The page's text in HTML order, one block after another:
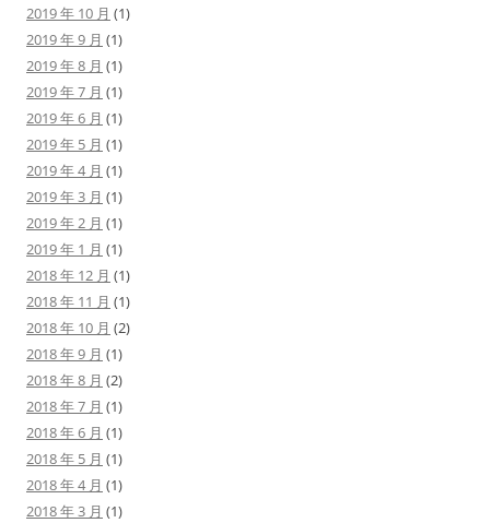
2019 年 10 月 (1)
2019 年 9 月 (1)
2019 年 8 月 (1)
2019 年 7 月 (1)
2019 年 6 月 (1)
2019 年 5 月 (1)
2019 年 4 月 (1)
2019 年 3 月 (1)
2019 年 2 月 (1)
2019 年 1 月 (1)
2018 年 12 月 (1)
2018 年 11 月 (1)
2018 年 10 月 (2)
2018 年 9 月 (1)
2018 年 8 月 (2)
2018 年 7 月 (1)
2018 年 6 月 (1)
2018 年 5 月 (1)
2018 年 4 月 (1)
2018 年 3 月 (1)